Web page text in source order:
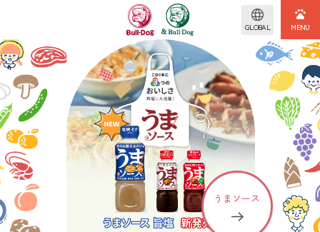
GLOBAL
ファクトリー
見学
リニューアル
うまソース
ファクトリー
見学
リニューアル
うまソース
ファクトリー
見学